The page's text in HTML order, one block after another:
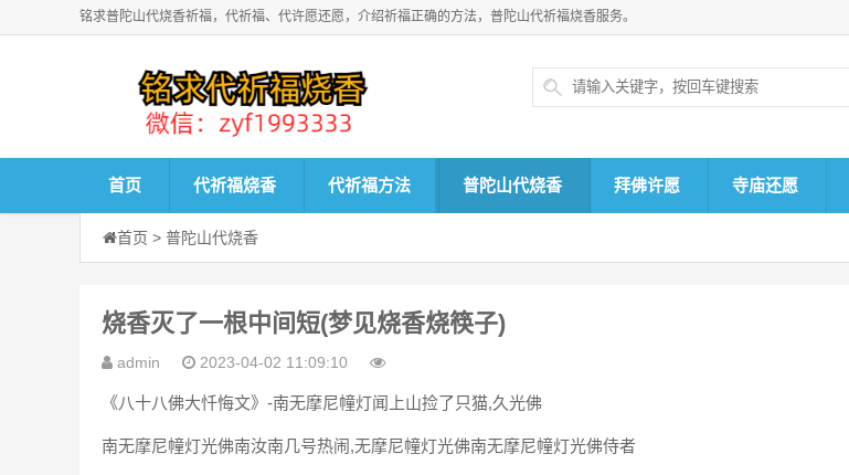
铭求普陀山代烧香祈福，代祈福、代许愿还愿，介绍祈福正确的方法，普陀山代祈福烧香服务。
首页 代祈福烧香 代祈福方法 普陀山代烧香 拜佛许愿 寺庙还愿
首页 > 普陀山代烧香
烧香灭了一根中间短(梦见烧香烧筷子)
admin 2023-04-02 11:09:10
《八十八佛大忏悔文》-南无摩尼幢灯闻上山捡了只猫,久光佛
南无摩尼幢灯光佛南汝南几号热闹,无摩尼幢灯光佛南无摩尼幢灯光佛侍者